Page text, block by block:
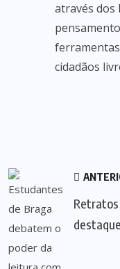
através dos
cidadãos
Retratos